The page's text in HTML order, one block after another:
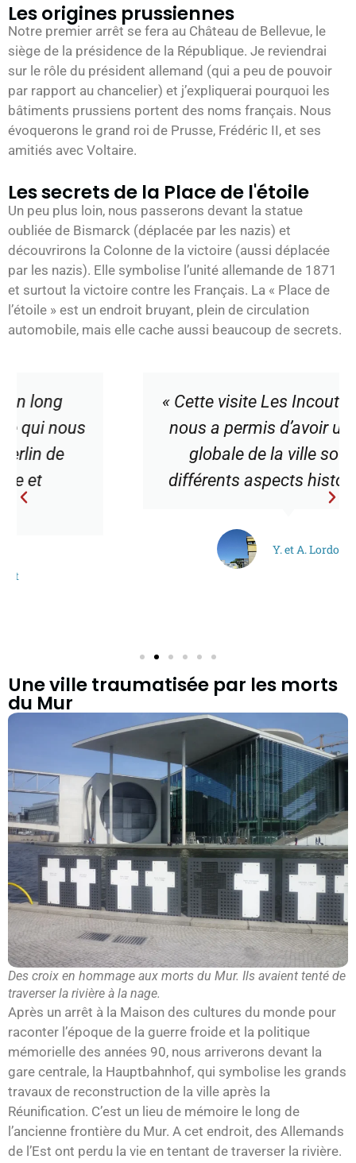
Les origines prussiennes
Notre premier arrêt se fera au Château de Bellevue, le
siège de la présidence de la République. Je reviendrai
sur le rôle du président allemand (qui a peu de pouvoir
par rapport au chancelier) et j’expliquerai pourquoi les
bâtiments prussiens portent des noms français. Nous
évoquerons le grand roi de Prusse, Frédéric II, et ses
amitiés avec Voltaire.
Les secrets de la Place de l'étoile
Un peu plus loin, nous passerons devant la statue
oubliée de Bismarck (déplacée par les nazis) et
découvrirons la Colonne de la victoire (aussi déplacée
par les nazis). Elle symbolise l’unité allemande de 1871
et surtout la victoire contre les Français. La « Place de
l’étoile » est un endroit bruyant, plein de circulation
automobile, mais elle cache aussi beaucoup de secrets.
« Cette visite Les Incoutournables
nous a permis d’avoir une vision
globale de la ville sous ses
différents aspects historiques. »
Y. et A. Lordonné
Une ville traumatisée par les morts
du Mur
Des croix en hommage aux morts du Mur. Ils avaient tenté de
traverser la rivière à la nage.
Après un arrêt à la Maison des cultures du monde pour
raconter l’époque de la guerre froide et la politique
mémorielle des années 90, nous arriverons devant la
gare centrale, la Hauptbahnhof, qui symbolise les grands
travaux de reconstruction de la ville après la
Réunification. C’est un lieu de mémoire le long de
l’ancienne frontière du Mur. A cet endroit, des Allemands
de l’Est ont perdu la vie en tentant de traverser la rivière.